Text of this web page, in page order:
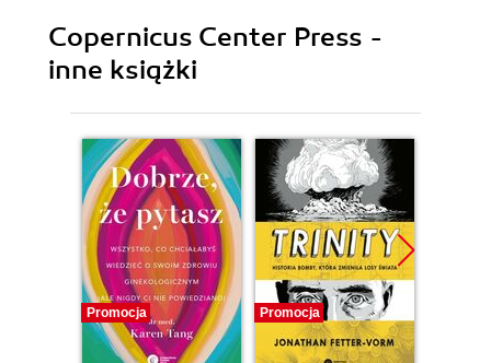
Copernicus Center Press -
inne książki
Promocja Promocja